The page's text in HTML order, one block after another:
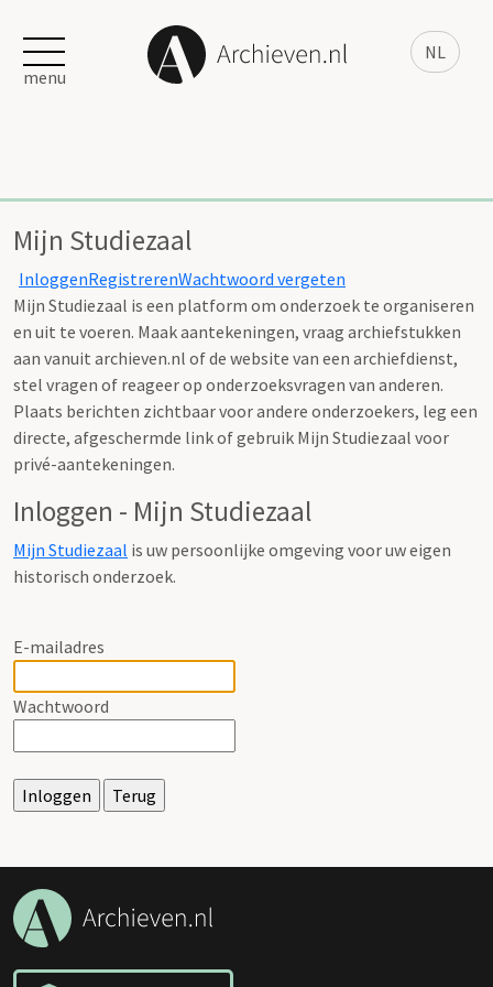
NL
menu
Mijn Studiezaal
InloggenRegistrerenWachtwoord vergeten
Mijn Studiezaal is een platform om onderzoek te organiseren
en uit te voeren. Maak aantekeningen, vraag archiefstukken
aan vanuit archieven.nl of de website van een archiefdienst,
stel vragen of reageer op onderzoeksvragen van anderen.
Plaats berichten zichtbaar voor andere onderzoekers, leg een
directe, afgeschermde link of gebruik Mijn Studiezaal voor
privé-aantekeningen.
Inloggen - Mijn Studiezaal
Mijn Studiezaal is uw persoonlijke omgeving voor uw eigen
historisch onderzoek.
E-mailadres
Wachtwoord